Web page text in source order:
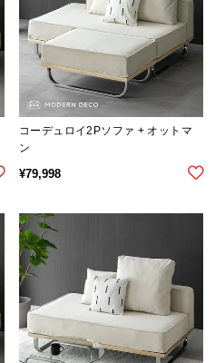
コーデュロイ2Pソファ + オットマ
ン
¥79,998